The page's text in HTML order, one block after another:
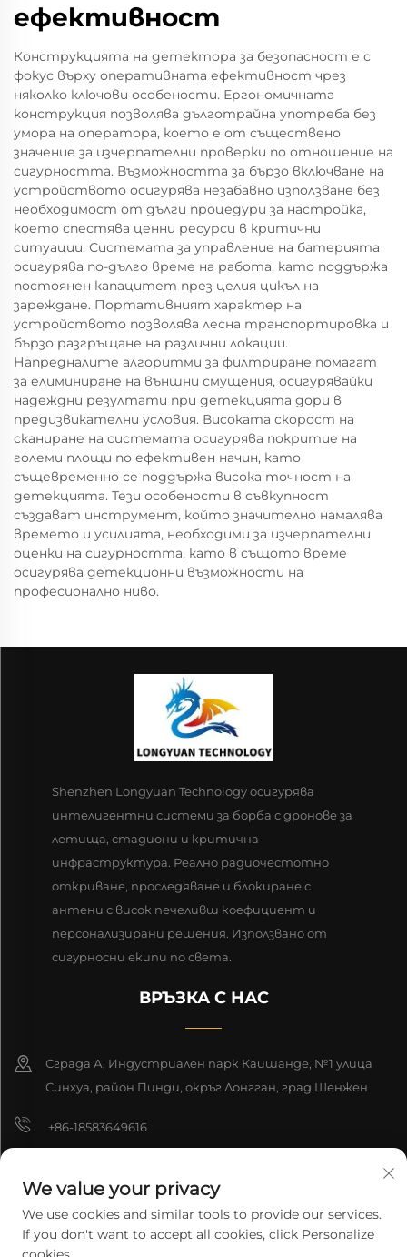
ефективност
Конструкцията на детектора за безопасност е с
фокус върху оперативната ефективност чрез
няколко ключови особености. Ергономичната
конструкция позволява дълготрайна употреба без
умора на оператора, което е от съществено
значение за изчерпателни проверки по отношение на
сигурността. Възможността за бързо включване на
устройството осигурява незабавно използване без
необходимост от дълги процедури за настройка,
което спестява ценни ресурси в критични
ситуации. Системата за управление на батерията
осигурява по-дълго време на работа, като поддържа
постоянен капацитет през целия цикъл на
зареждане. Портативният характер на
устройството позволява лесна транспортировка и
бързо разгръщане на различни локации.
Напредналите алгоритми за филтриране помагат
за елиминиране на външни смущения, осигурявайки
надеждни резултати при детекцията дори в
предизвикателни условия. Високата скорост на
сканиране на системата осигурява покритие на
големи площи по ефективен начин, като
същевременно се поддържа висока точност на
детекцията. Тези особености в съвкупност
създават инструмент, който значително намалява
времето и усилията, необходими за изчерпателни
оценки на сигурността, като в същото време
осигурява детекционни възможности на
професионално ниво.
Shenzhen Longyuan Technology осигурява
интелигентни системи за борба с дронове за
летища, стадиони и критична
инфраструктура. Реално радиочестотно
откриване, проследяване и блокиране с
антени с висок печеливш коефициент и
персонализирани решения. Използвано от
сигурносни екипи по света.
ВРЪЗКА С НАС
Сграда А, Индустриален парк Каишанде, №1 улица
Синхуа, район Пинди, окръг Лонгган, град Шенжен
+86-18583649616
8618165761396
We value your privacy
We use cookies and similar tools to provide our services.
If you don't want to accept all cookies, click Personalize